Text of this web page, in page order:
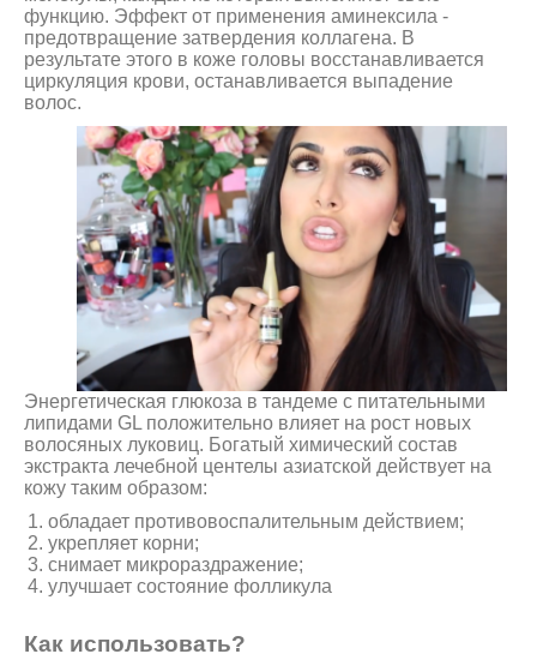
функцию. Эффект от применения аминексила -
предотвращение затвердения коллагена. В
результате этого в коже головы восстанавливается
циркуляция крови, останавливается выпадение
волос.
Энергетическая глюкоза в тандеме с питательными
липидами GL положительно влияет на рост новых
волосяных луковиц. Богатый химический состав
экстракта лечебной центелы азиатской действует на
кожу таким образом:
обладает противовоспалительным действием;
укрепляет корни;
снимает микрораздражение;
улучшает состояние фолликула
Как использовать?